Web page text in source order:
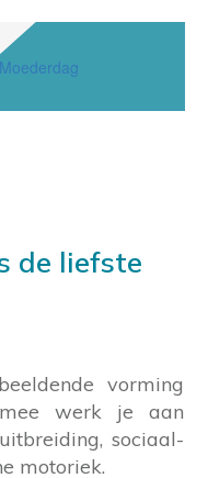
de liefste
vorming
werk je aan
sociaal-
motoriek.